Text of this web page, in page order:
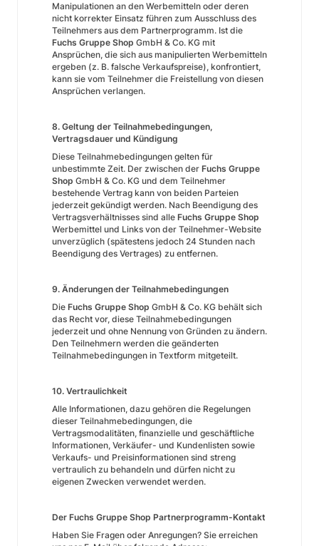
Manipulationen an den Werbemitteln oder deren
nicht korrekter Einsatz führen zum Ausschluss des
Teilnehmers aus dem Partnerprogramm. Ist die
Fuchs Gruppe Shop GmbH & Co. KG mit
Ansprüchen, die sich aus manipulierten Werbemitteln
ergeben (z. B. falsche Verkaufspreise), konfrontiert,
kann sie vom Teilnehmer die Freistellung von diesen
Ansprüchen verlangen.
8. Geltung der Teilnahmebedingungen,
Vertragsdauer und Kündigung
Diese Teilnahmebedingungen gelten für
unbestimmte Zeit. Der zwischen der Fuchs Gruppe
Shop GmbH & Co. KG und dem Teilnehmer
bestehende Vertrag kann von beiden Parteien
jederzeit gekündigt werden. Nach Beendigung des
Vertragsverhältnisses sind alle Fuchs Gruppe Shop
Werbemittel und Links von der Teilnehmer-Website
unverzüglich (spätestens jedoch 24 Stunden nach
Beendigung des Vertrages) zu entfernen.
9. Änderungen der Teilnahmebedingungen
Die Fuchs Gruppe Shop GmbH & Co. KG behält sich
das Recht vor, diese Teilnahmebedingungen
jederzeit und ohne Nennung von Gründen zu ändern.
Den Teilnehmern werden die geänderten
Teilnahmebedingungen in Textform mitgeteilt.
10. Vertraulichkeit
Alle Informationen, dazu gehören die Regelungen
dieser Teilnahmebedingungen, die
Vertragsmodalitäten, finanzielle und geschäftliche
Informationen, Verkäufer- und Kundenlisten sowie
Verkaufs- und Preisinformationen sind streng
vertraulich zu behandeln und dürfen nicht zu
eigenen Zwecken verwendet werden.
Der Fuchs Gruppe Shop Partnerprogramm-Kontakt
Haben Sie Fragen oder Anregungen? Sie erreichen